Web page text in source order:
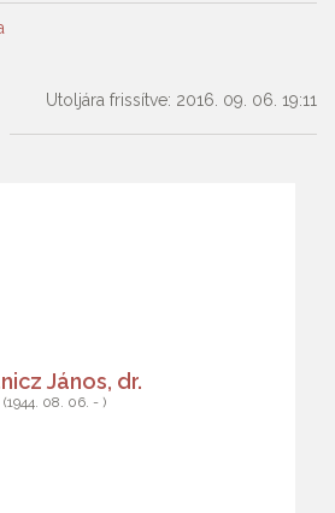
Utoljára frissítve: 2016. 09. 06. 19:11
János, dr.
(1944. 08. 06. - )